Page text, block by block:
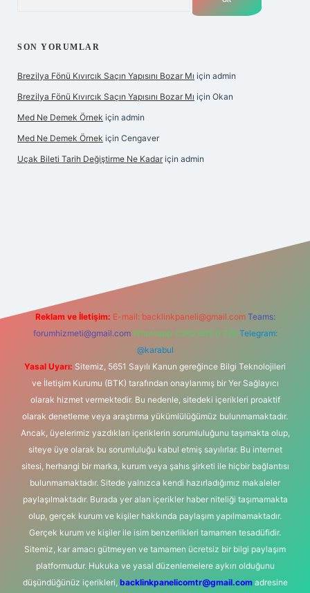
SON YORUMLAR
Brezilya Fönü Kıvırcık Saçın Yapısını Bozar Mı için admin
Brezilya Fönü Kıvırcık Saçın Yapısını Bozar Mı için Okan
Med Ne Demek Örnek için admin
Med Ne Demek Örnek için Cengaver
Uçak Bileti Tarih Değiştirme Ne Kadar için admin
Reklam ve İletişim: E-mail: backlinkpaneli@gmail.com Teams:
forumhizmeti@gmail.com Whatsapp: 0262 606 0 726 Telegram:
@karabul
Yasal Uyarı: Sitemiz, 5651 Sayılı Kanun gereğince Bilgi Teknolojileri
ve İletişim Kurumu (BTK) tarafından onaylanmış bir Yer Sağlayıcı
olarak hizmet vermektedir. Bu nedenle, sitedeki içerikleri proaktif
olarak denetleme veya araştırma yükümlülüğümüz bulunmamaktadır.
Ancak, üyelerimiz yazdıkları içeriklerin sorumluluğunu taşımakta olup,
siteye üye olarak bu sorumluluğu kabul etmiş sayılırlar. Bu internet
sitesi, herhangi bir marka, kurum veya şahıs şirketi ile hiçbir bağlantısı
bulunmamaktadır. Sitede yalnızca kendi hazırladığımız makaleler
paylaşılmaktadır. Burada yer alan içerikler haber niteliği taşımamakta
olup, gerçek kurum ve kişiler hakkında paylaşım yapılmamaktadır.
Gerçek kurum ve kişiler ile isim benzerlikleri tamamen tesadüfidir.
Sitemiz, kar amacı gütmeyen ve tamamen ücretsiz bir bilgi paylaşım
platformudur. Hukuka ve yasal düzenlemelere aykırı olduğunu
düşündüğünüz içerikleri, backlinkpanelicomtr@gmail.comadresine